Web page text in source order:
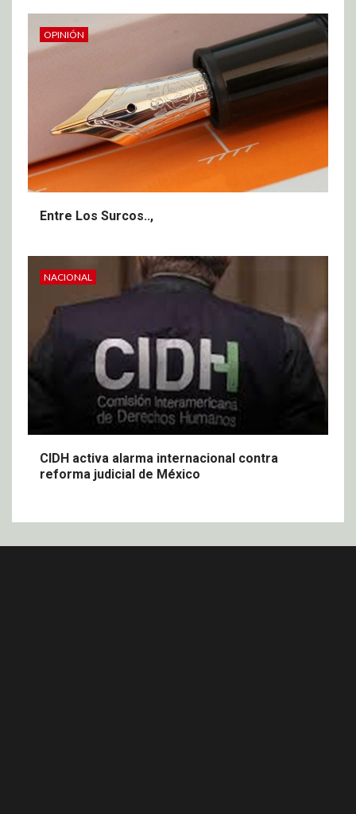
OPINIÓN
Entre Los Surcos..,
NACIONAL
CIDH activa alarma internacional contra
reforma judicial de México